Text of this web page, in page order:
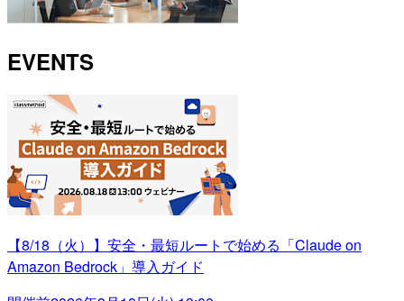
EVENTS
【8/18（火）】安全・最短ルートで始める「Claude on
Amazon Bedrock」導入ガイド